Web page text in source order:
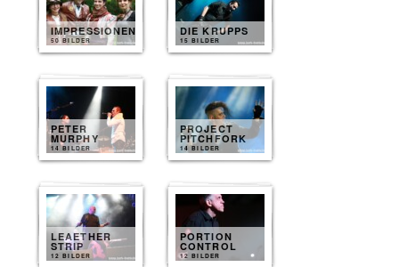
IMPRESSIONEN
50 BILDER
DIE KRUPPS
15 BILDER
PETER
MURPHY
14 BILDER
PROJECT
PITCHFORK
14 BILDER
LEAETHER
STRIP
12 BILDER
PORTION
CONTROL
12 BILDER